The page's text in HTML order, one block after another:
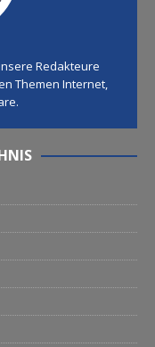
Redakteure
Themen Internet,